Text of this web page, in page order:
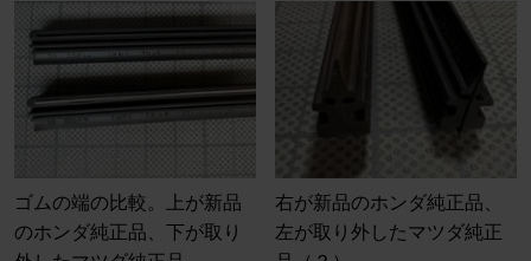
ゴムの端の比較。上が新品
のホンダ純正品、下が取り
右が新品のホンダ純正品、
左が取り外したマツダ純正